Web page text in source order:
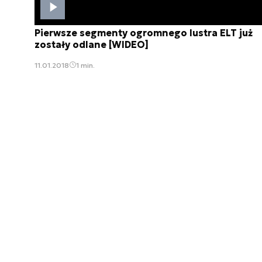
Pierwsze segmenty ogromnego lustra ELT już
zostały odlane [WIDEO]
11.01.2018 1 min.